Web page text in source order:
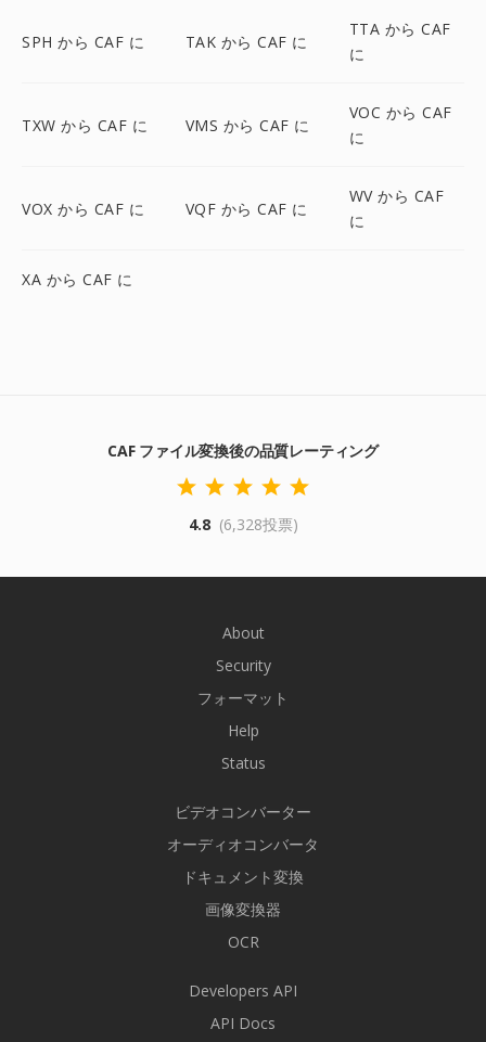
SPH から CAF に TAK から CAF に
TTA から CAF
に
TXW から CAF に VMS から CAF に
VOC から CAF
に
VOX から CAF に VQF から CAF に
WV から CAF
に
XA から CAF に
CAF ファイル変換後の品質レーティング
4.8 (6,328投票)
About
Security
フォーマット
Help
Status
ビデオコンバーター
オーディオコンバータ
ドキュメント変換
画像変換器
OCR
Developers API
API Docs